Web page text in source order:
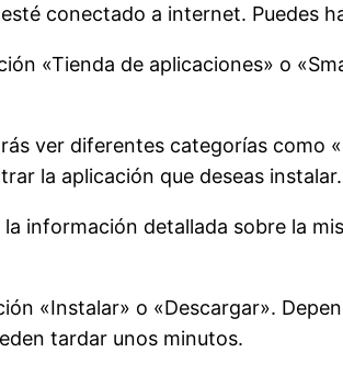
conectado a internet. Puedes
«Tienda de aplicaciones» o
ver diferentes categorías como
la aplicación que deseas instalar.
información detallada sobre la
«Instalar» o «Descargar».
tardar unos minutos.